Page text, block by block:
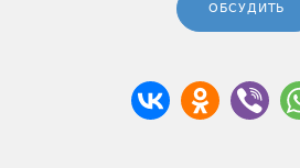
ОБСУДИТЬ